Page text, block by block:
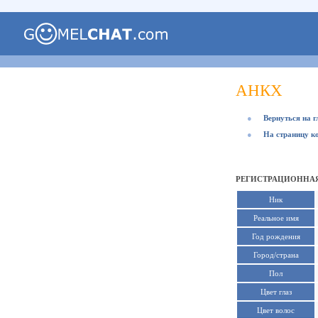
АНКХ
●
Вернуться на
●
На страницу
Ник
Реальное имя
Год рождения
Город/страна
Пол
Цвет глаз
Цвет волос